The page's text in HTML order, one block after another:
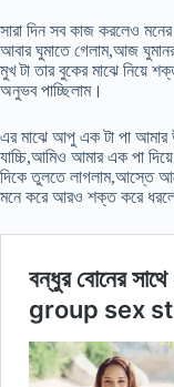
সারা দিন সব কাজ করলেও
আবার ঘুমাতে গেলাম,আজ
মুখ টা তার বুকের মাঝে নিয়ে
অনুভব পাচ্ছিলাম।
এর মাঝে আপু এক টা পা আমার
যাচ্চি,আমিও আমার এক পা
দিকে তুলতে লাগলাম,আস্তে
মনে করে আরও শক্ত করে